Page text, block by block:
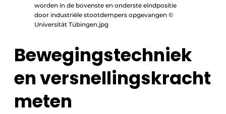
worden in de bovenste en onderste eindpositie
door industriële stootdempers opgevangen ©
Universität Tübingen.jpg
Bewegingstechniek
en versnellingskracht
meten